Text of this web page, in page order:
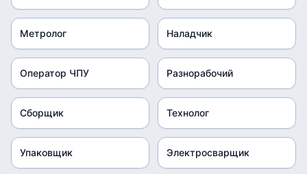
Метролог Наладчик
Оператор ЧПУ Разнорабочий
Сборщик Технолог
Упаковщик Электросварщик